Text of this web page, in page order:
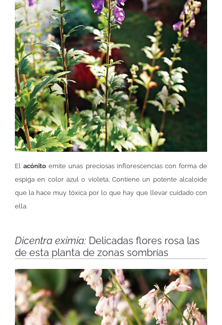
Elacónito emite unas preciosas inflorescencias con forma de
espiga en color azul o violeta. Contiene un potente alcaloide
que la hace muy tóxica por lo que hay que llevar cuidado con
ella.
Dicentra eximia: Delicadas flores rosa las
de esta planta de zonas sombrías